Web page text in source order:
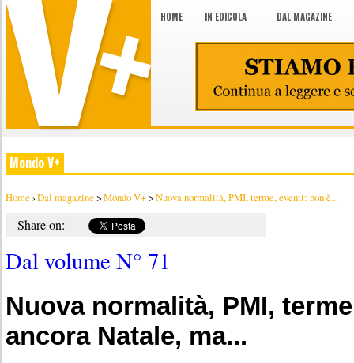
HOME IN EDICOLA DAL MAGAZINE
Mondo V+
Home ›Dal magazine >Mondo V+>Nuova normalità, PMI, terme, eventi: non è...
Share on:
Dal volume N° 71
Nuova normalità, PMI,
ancora Natale, ma...